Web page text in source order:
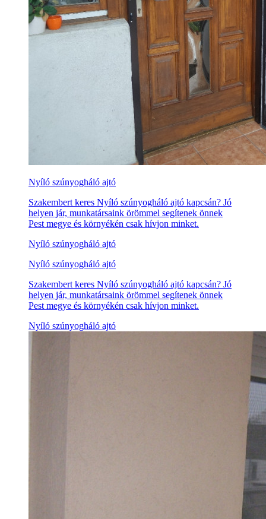
Nyíló szúnyogháló ajtó
Szakembert keres Nyíló szúnyogháló ajtó kapcsán? Jó
helyen jár, munkatársaink örömmel segítenek önnek
Pest megye és környékén csak hívjon minket.
Nyíló szúnyogháló ajtó
Nyíló szúnyogháló ajtó
Szakembert keres Nyíló szúnyogháló ajtó kapcsán? Jó
helyen jár, munkatársaink örömmel segítenek önnek
Pest megye és környékén csak hívjon minket.
Nyíló szúnyogháló ajtó